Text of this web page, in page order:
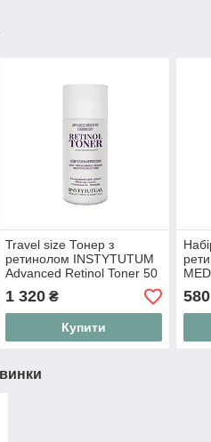
Travel size Тонер з
ретинолом INSTYTUTUM
Advanced Retinol Toner 50
1 320₴
Купити
580